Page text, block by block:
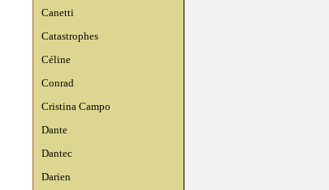
Canetti
Catastrophes
Céline
Conrad
Cristina Campo
Dante
Dantec
Darien